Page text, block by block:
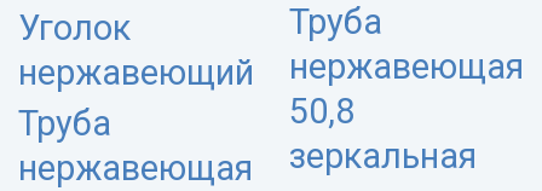
Уголок
нержавеющий
Труба
нержавеющая
Труба
нержавеющая
50,8
зеркальная